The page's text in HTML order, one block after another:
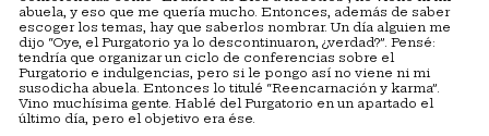
abuela, y eso que me quería mucho. Entonces, además de saber
escoger los temas, hay que saberlos nombrar. Un día alguien me
dijo “Oye, el Purgatorio ya lo descontinuaron, ¿verdad?”. Pensé:
tendría que organizar un ciclo de conferencias sobre el
Purgatorio e indulgencias, pero si le pongo así no viene ni mi
susodicha abuela. Entonces lo titulé “Reencarnación y karma”.
Vino muchísima gente. Hablé del Purgatorio en un apartado el
último día, pero el objetivo era ése.